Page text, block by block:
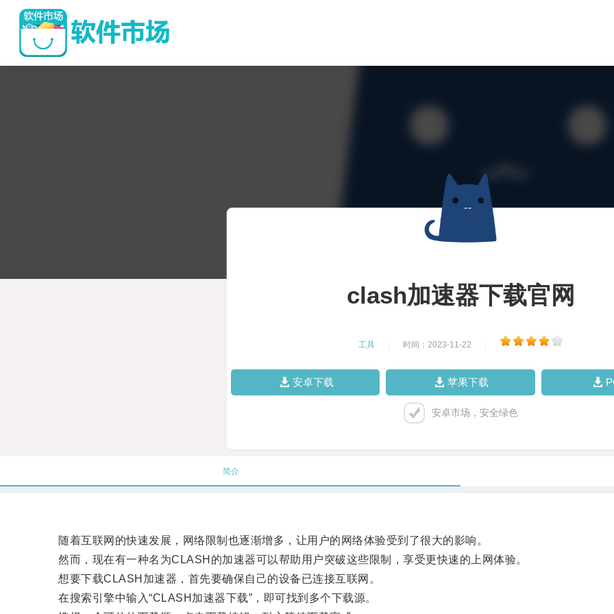
clash加速器下载官网
工具 时间：2023-11-22
安卓下载 苹果下载
安卓市场，安全绿色
简介
随着互联网的快速发展，网络限制也逐渐增多，让用户的网络体验受到了很大的影响。
然而，现在有一种名为CLASH的加速器可以帮助用户突破这些限制，享受更快速的上网体验。
想要下载CLASH加速器，首先要确保自己的设备已连接互联网。
在搜索引擎中输入“CLASH加速器下载”，即可找到多个下载源。